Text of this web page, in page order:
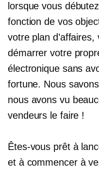
lorsque vous
fonction de vos
votre plan
démarrer votre
électronique sans
fortune. Nous
nous avons vu
vendeurs le faire !
Êtes-vous prêt à
et à commencer à